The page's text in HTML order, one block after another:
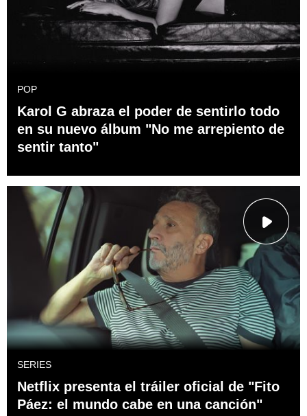
POP
Karol G abraza el poder de sentirlo todo
en su nuevo álbum "No me arrepiento de
sentir tanto"
SERIES
Netflix presenta el tráiler oficial de "Fito
Páez: el mundo cabe en una canción"